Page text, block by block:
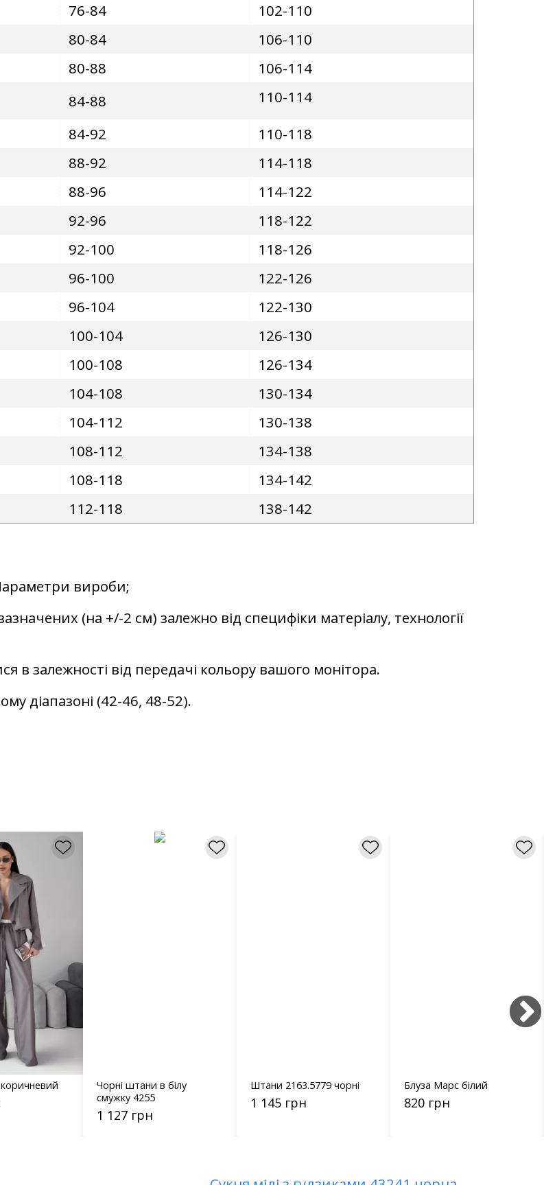
76-84
102-110
80-84
106-110
80-88
106-114
84-88
110-114
84-92
110-118
88-92
114-118
88-96
114-122
92-96
118-122
92-100
118-126
96-100
122-126
96-104
122-130
100-104
126-130
100-108
126-134
104-108
130-134
104-112
130-138
108-112
134-138
108-118
134-142
112-118 138-142
вироби;
(на +/-2 см) залежно від специфіки матеріалу, технології
в залежності від передачі кольору вашого монітора.
діапазоні (42-46, 48-52).
в білу
Штани 2163.5779 чорні
1 145 грн
Блуза Марс білий
820 грн
Штани Каррі темно-
синій
596 грн